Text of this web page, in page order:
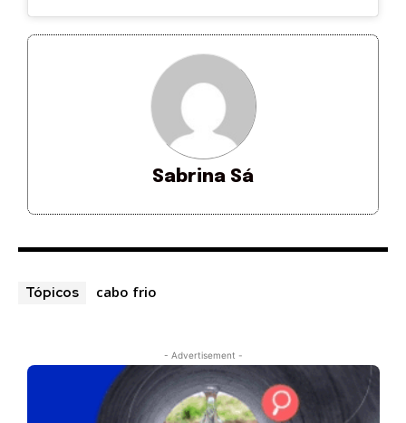
Sabrina Sá
Tópicos cabo frio
- Advertisement -